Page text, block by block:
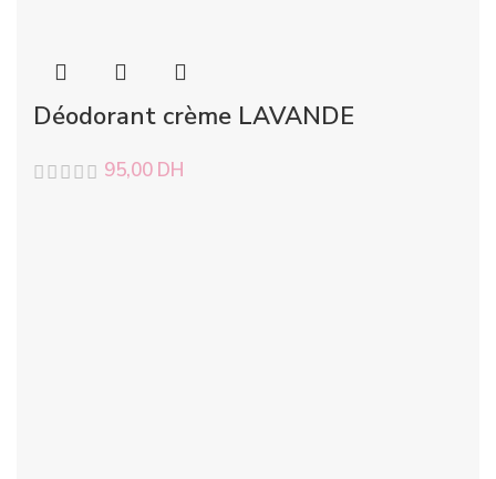
Déodorant crème LAVANDE
95,00 DH